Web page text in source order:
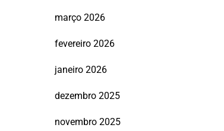
março 2026
fevereiro 2026
janeiro 2026
dezembro 2025
novembro 2025